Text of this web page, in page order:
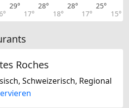
29°
17°
28°
18°
28°
17°
25°
15°
Roches
Schweizerisch, Regional